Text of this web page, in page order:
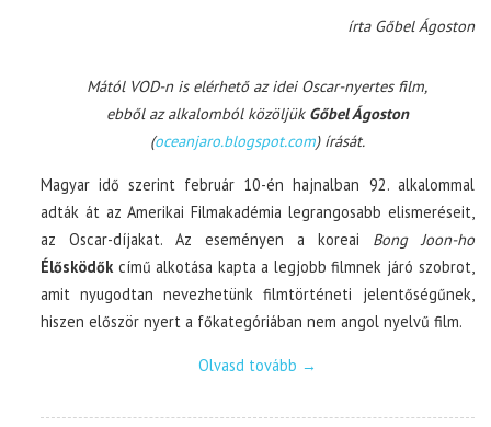
írta Gőbel Ágoston
Mától VOD-n is elérhető az idei Oscar-nyertes film,
ebből az alkalomból közöljük Gőbel Ágoston
(oceanjaro.blogspot.com) írását.
Magyar idő szerint február 10-én hajnalban 92. alkalommal
adták át az Amerikai Filmakadémia legrangosabb elismeréseit,
az Oscar-díjakat. Az eseményen a koreai Bong Joon-ho
Élősködők című alkotása kapta a legjobb filmnek járó szobrot,
amit nyugodtan nevezhetünk filmtörténeti jelentőségűnek,
hiszen először nyert a főkategóriában nem angol nyelvű film.
Olvasd tovább →